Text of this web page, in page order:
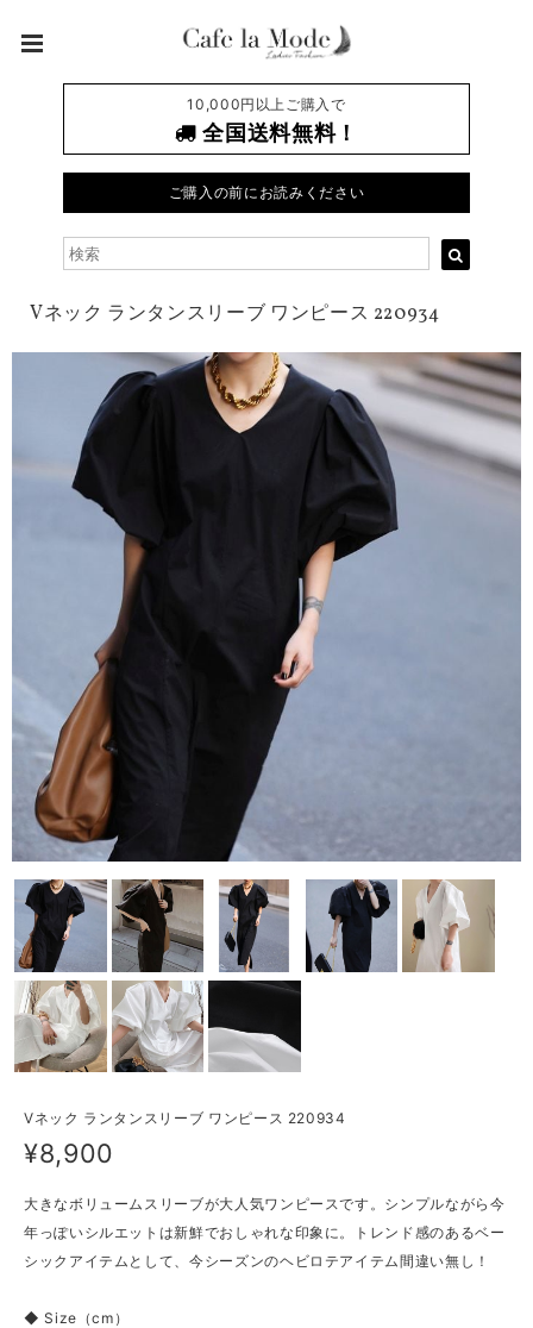
10,000円以上ご購入で
全国送料無料！
ご購入の前にお読みください
Vネック ランタンスリーブ ワンピース 220934
Vネック ランタンスリーブ ワンピース 220934
¥8,900
大きなボリュームスリーブが大人気ワンピースです。シンプルながら今
年っぽいシルエットは新鮮でおしゃれな印象に。トレンド感のあるベー
シックアイテムとして、今シーズンのヘビロテアイテム間違い無し！
◆ Size（cm）